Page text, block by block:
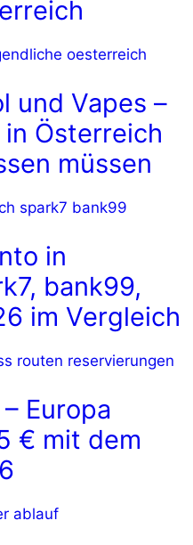
und Vapes –
Österreich
müssen
in
bank99,
im Vergleich
Europa
€ mit dem